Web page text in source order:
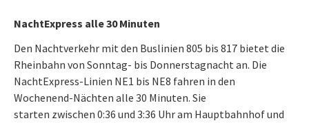
NachtExpress alle 30 Minuten
Den Nachtverkehr mit den Buslinien 805 bis 817 bietet die
Rheinbahn von Sonntag- bis Donnerstagnacht an. Die
NachtExpress-Linien NE1 bis NE8 fahren in den
Wochenend-Nächten alle 30 Minuten. Sie
starten zwischen 0:36 und 3:36 Uhr am Hauptbahnhof und